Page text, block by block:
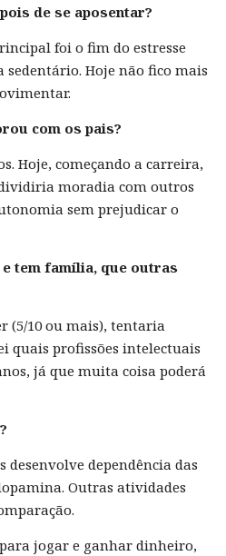
de se aposentar?
foi o fim do estresse
sedentário. Hoje não fico mais
com os pais?
Hoje, começando a carreira,
moradia com outros
sem prejudicar o
e tem família, que outras
(5/10 ou mais), tentaria
quais profissões intelectuais
já que muita coisa poderá
desenvolve dependência das
Outras atividades
jogar e ganhar dinheiro,